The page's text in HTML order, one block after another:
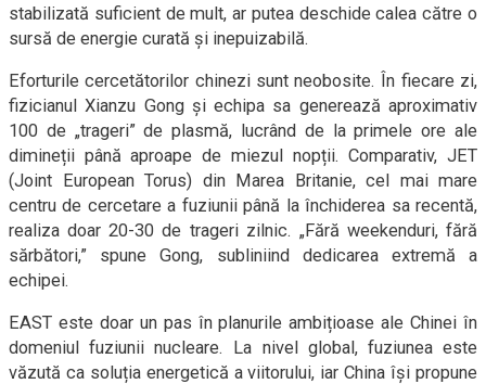
stabilizată suficient de mult, ar putea deschide calea către o
sursă de energie curată și inepuizabilă.
Eforturile cercetătorilor chinezi sunt neobosite. În fiecare zi,
fizicianul Xianzu Gong și echipa sa generează aproximativ
100 de „trageri” de plasmă, lucrând de la primele ore ale
dimineții până aproape de miezul nopții. Comparativ, JET
(Joint European Torus) din Marea Britanie, cel mai mare
centru de cercetare a fuziunii până la închiderea sa recentă,
realiza doar 20-30 de trageri zilnic. „Fără weekenduri, fără
sărbători,” spune Gong, subliniind dedicarea extremă a
echipei.
EAST este doar un pas în planurile ambițioase ale Chinei în
domeniul fuziunii nucleare. La nivel global, fuziunea este
văzută ca soluția energetică a viitorului, iar China își propune